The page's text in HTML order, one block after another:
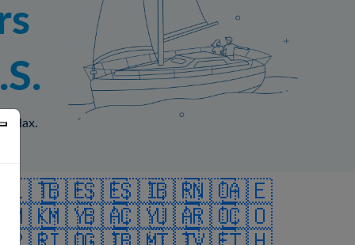
relax.
🇱🇹🇧🇪🇸🇪🇸🇮🇧🇷🇳🇴🇦🇪
🇲🇰🇲🇾🇧🇦🇨🇾🇺🇦🇷🇴🇨🇴